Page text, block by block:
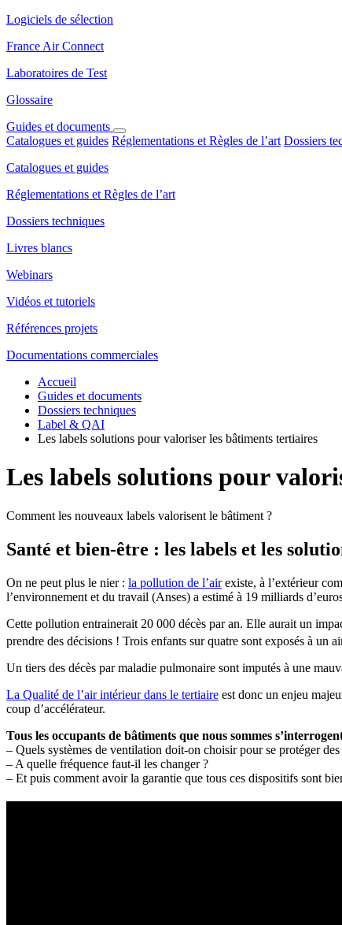
Logiciels de sélection
France Air Connect
Laboratoires de Test
Glossaire
Guides et documents
Catalogues et guides Réglementations et Règles de l’art Dossiers
Catalogues et guides
Réglementations et Règles de l’art
Dossiers techniques
Livres blancs
Webinars
Vidéos et tutoriels
Références projets
Documentations commerciales
Accueil
Guides et documents
Dossiers techniques
Label & QAI
Les labels solutions pour valoriser les bâtiments tertiaires
Les labels solutions pour
Comment les nouveaux labels valorisent le bâtiment ?
Santé et bien-être : les labels et les
On ne peut plus le nier : la pollution de l’airexiste, à l’extérieur
l’environnement et du travail (Anses) a estimé à 19 milliards
Cette pollution entrainerait 20 000 décès par an. Elle aurait un
prendre des décisions ! Trois enfants sur quatre sont exposés à un
Un tiers des décès par maladie pulmonaire sont imputés à une
La Qualité de l’air intérieur dans le tertiaire est donc un enjeu
coup d’accélérateur.
Tous les occupants de bâtiments que nous sommes
– Quels systèmes de ventilation doit-on choisir pour se protéger
– A quelle fréquence faut-il les changer ?
– Et puis comment avoir la garantie que tous ces dispositifs sont